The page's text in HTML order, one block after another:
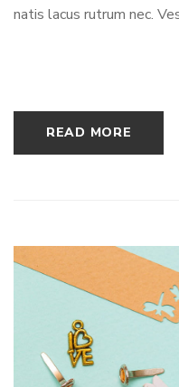
natis lacus rutrum nec.
READ MORE